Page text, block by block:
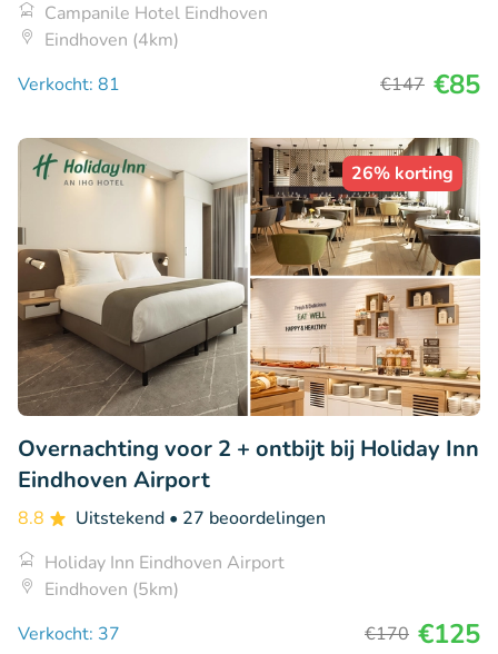
Campanile Hotel Eindhoven
Eindhoven (4km)
Verkocht: 81
€147 €85
26% korting
Overnachting voor 2 + ontbijt bij Holiday Inn
Eindhoven Airport
8.8 Uitstekend • 27 beoordelingen
Holiday Inn Eindhoven Airport
Eindhoven (5km)
Verkocht: 37
€170 €125